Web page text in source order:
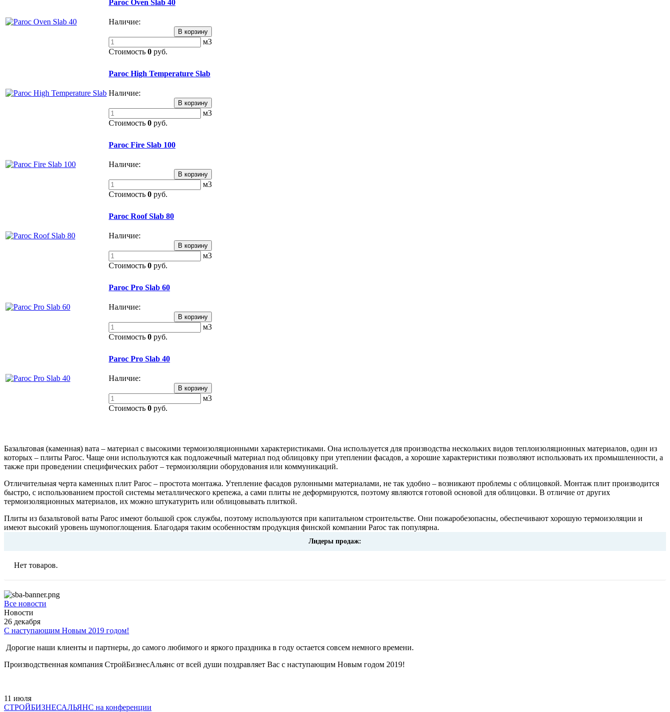
Paroc Oven Slab 40
Наличие:
м3
Стоимость 0 руб.
Paroc High Temperature Slab
Наличие:
м3
Стоимость 0 руб.
Paroc Fire Slab 100
Наличие:
м3
Стоимость 0 руб.
Paroc Roof Slab 80
Наличие:
м3
Стоимость 0 руб.
Paroc Pro Slab 60
Наличие:
м3
Стоимость 0 руб.
Paroc Pro Slab 40
Наличие:
м3
Стоимость 0 руб.
Базальтовая (каменная) вата – материал с высокими термоизоляционными характеристиками. Она используется для производства нескольких видов теплоизоляционных материалов, один из
которых – плиты Paroc. Чаще они используются как подложечный материал под облицовку при утеплении фасадов, а хорошие характеристики позволяют использовать их промышленности, а
также при проведении специфических работ – термоизоляции оборудования или коммуникаций.
Отличительная черта каменных плит Paroc – простота монтажа. Утепление фасадов рулонными материалами, не так удобно – возникают проблемы с облицовкой. Монтаж плит производится
быстро, с использованием простой системы металлического крепежа, а сами плиты не деформируются, поэтому являются готовой основой для облицовки. В отличие от других
термоизоляционных материалов, их можно штукатурить или облицовывать плиткой.
Плиты из базальтовой ваты Paroc имеют большой срок службы, поэтому используются при капитальном строительстве. Они пожаробезопасны, обеспечивают хорошую термоизоляции и
имеют высокий уровень шумопоглощения. Благодаря таким особенностям продукция финской компании Paroc так популярна.
Лидеры продаж:
Нет товаров.
Все новости
Новости
26 декабря
С наступающим Новым 2019 годом!
Дорогие наши клиенты и партнеры, до самого любимого и яркого праздника в году остается совсем немного времени.
Производственная компания СтройБизнесАльянс от всей души поздравляет Вас с наступающим Новым годом 2019!
11 июля
СТРОЙБИЗНЕСАЛЬЯНС на конференции